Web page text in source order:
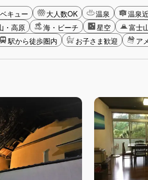
キュー 大人数OK 温泉 温泉
・高原 海・ビーチ 星空 富士
駅から徒歩圏内 お子さま歓迎 ア